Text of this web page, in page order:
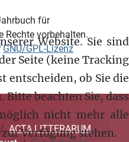
für
Rechte vorbehalten.
GNU/GPL-Lizenz
ACTA LITTERARUM
Website. Sie sind
Seite (keine Tracking
entscheiden, ob Sie die
Bitte beachten Sie, dass
nicht mehr alle
Verfügung stehen.